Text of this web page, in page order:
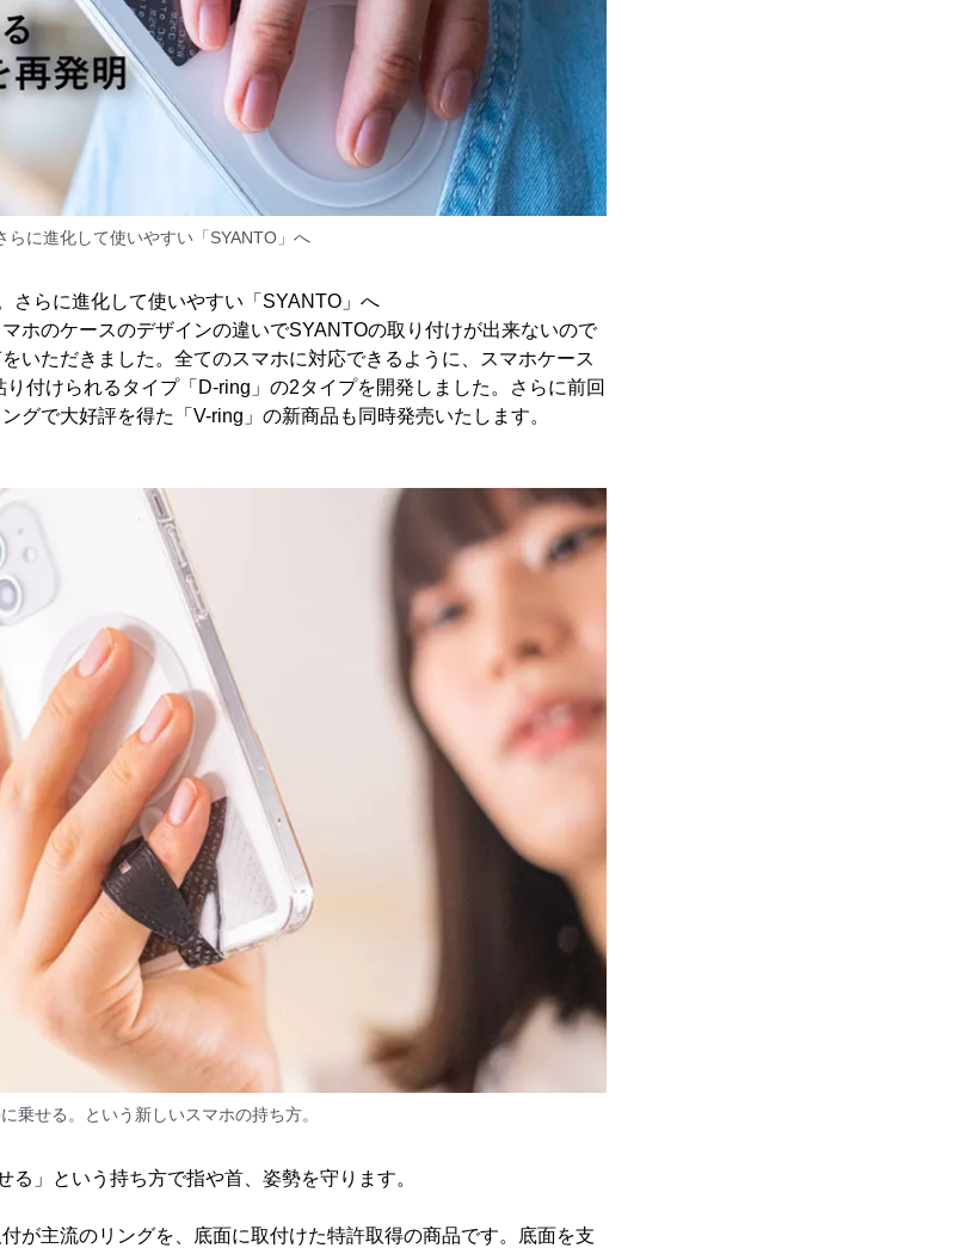
らに進化して使いやすい「SYANTO」へ
さらに進化して使いやすい「SYANTO」へ
ホのケースのデザインの違いでSYANTOの取り付けが出来ないので
いただきました。全てのスマホに対応できるように、スマホケース
付けられるタイプ「D-ring」の2タイプを開発しました。さらに前回
グで大好評を得た「V-ring」の新商品も同時発売いたします。
乗せる。という新しいスマホの持ち方。
」という持ち方で指や首、姿勢を守ります。
が主流のリングを、底面に取付けた特許取得の商品です。底面を支